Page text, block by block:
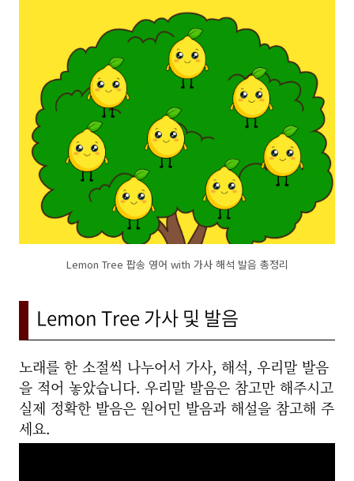
Lemon Tree 팝송 영어 with 가사 해석 발음 총정리
Lemon Tree 가사 및 발음
노래를 한 소절씩 나누어서 가사, 해석, 우리말 발음
을 적어 놓았습니다. 우리말 발음은 참고만 해주시고
실제 정확한 발음은 원어민 발음과 해설을 참고해 주
세요.